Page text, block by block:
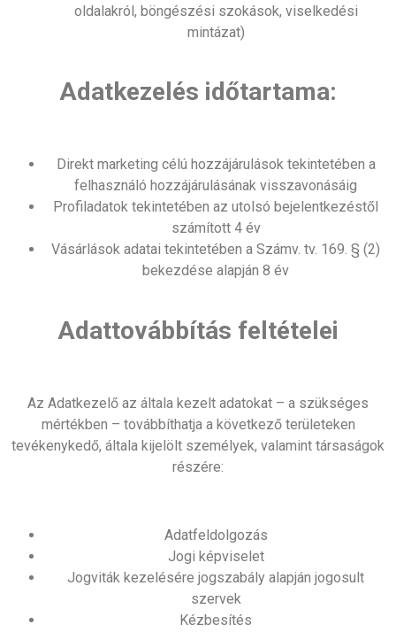
oldalakról, böngészési szokások, viselkedési
mintázat)
Adatkezelés időtartama:
Direkt marketing célú hozzájárulások tekintetében a
felhasználó hozzájárulásának visszavonásáig
Profiladatok tekintetében az utolsó bejelentkezéstől
számított 4 év
Vásárlások adatai tekintetében a Számv. tv. 169. § (2)
bekezdése alapján 8 év
Adattovábbítás feltételei
Az Adatkezelő az általa kezelt adatokat – a szükséges
mértékben – továbbíthatja a következő területeken
tevékenykedő, általa kijelölt személyek, valamint társaságok
részére:
Adatfeldolgozás
Jogi képviselet
Jogviták kezelésére jogszabály alapján jogosult
szervek
Kézbesítés